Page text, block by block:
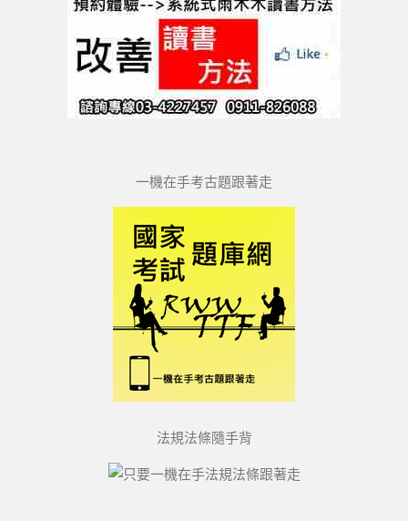
一機在手考古題跟著走
法規法條隨手背